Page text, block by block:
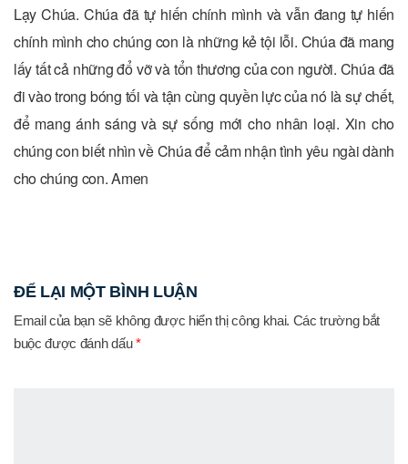
Lạy Chúa. Chúa đã tự hiến chính mình và vẫn đang tự hiến
chính mình cho chúng con là những kẻ tội lỗi. Chúa đã mang
lấy tất cả những đổ vỡ và tổn thương của con người. Chúa đã
đi vào trong bóng tối và tận cùng quyền lực của nó là sự chết,
để mang ánh sáng và sự sống mới cho nhân loại. Xin cho
chúng con biết nhìn về Chúa để cảm nhận tình yêu ngài dành
cho chúng con. Amen
ĐỂ LẠI MỘT BÌNH LUẬN
Email của bạn sẽ không được hiển thị công khai. Các trường bắt
buộc được đánh dấu*